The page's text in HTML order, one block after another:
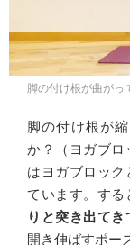
脚の付け根が曲がっ
脚の付け根が
か？（ヨガブロ
はヨガブロック
ています。する
りと突き出てき
開き伸ばすポー